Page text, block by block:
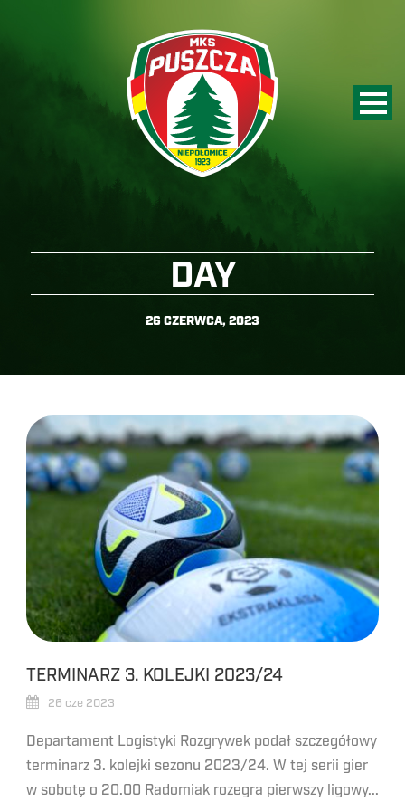
DAY
26 CZERWCA, 2023
TERMINARZ 3. KOLEJKI 2023/24
26 cze 2023
Departament Logistyki Rozgrywek podał szczegółowy
terminarz 3. kolejki sezonu 2023/24. W tej serii gier
w sobotę o 20.00 Radomiak rozegra pierwszy ligowy...